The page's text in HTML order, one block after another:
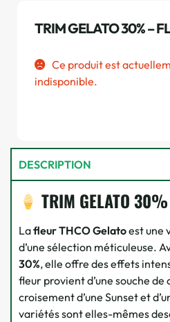
TRIM GELATO 30% –
Ce produit est
indisponible.
DESCRIPTION
TRIM GELATO
Lafleur THCO Gelatoest une
d’une sélection méticuleuse.
30%, elle offre des effets
fleur provient d’une souche
croisement d’une Sunset et
variétés sont elles-mêmes